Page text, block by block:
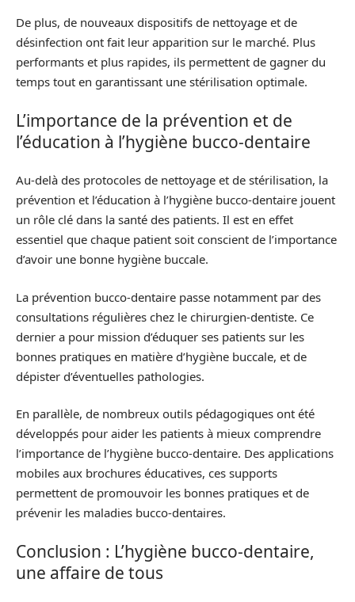
De plus, de nouveaux dispositifs de nettoyage et de
désinfection ont fait leur apparition sur le marché. Plus
performants et plus rapides, ils permettent de gagner du
temps tout en garantissant une stérilisation optimale.
L’importance de la prévention et de
l’éducation à l’hygiène bucco-dentaire
Au-delà des protocoles de nettoyage et de stérilisation, la
prévention et l’éducation à l’hygiène bucco-dentaire jouent
un rôle clé dans la santé des patients. Il est en effet
essentiel que chaque patient soit conscient de l’importance
d’avoir une bonne hygiène buccale.
La prévention bucco-dentaire passe notamment par des
consultations régulières chez le chirurgien-dentiste. Ce
dernier a pour mission d’éduquer ses patients sur les
bonnes pratiques en matière d’hygiène buccale, et de
dépister d’éventuelles pathologies.
En parallèle, de nombreux outils pédagogiques ont été
développés pour aider les patients à mieux comprendre
l’importance de l’hygiène bucco-dentaire. Des applications
mobiles aux brochures éducatives, ces supports
permettent de promouvoir les bonnes pratiques et de
prévenir les maladies bucco-dentaires.
Conclusion : L’hygiène bucco-dentaire,
une affaire de tous